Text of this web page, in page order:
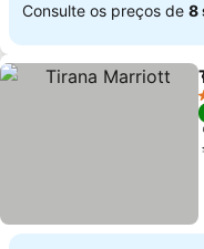
Consulte os preços de 8